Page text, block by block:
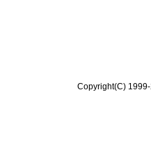
Copyright(C)